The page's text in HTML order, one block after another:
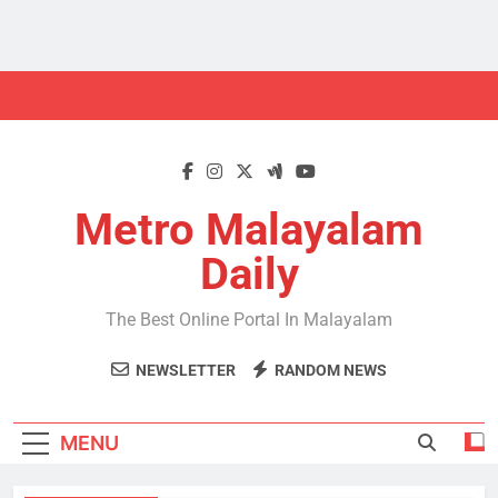
Metro Malayalam
Daily
The Best Online Portal In Malayalam
NEWSLETTER RANDOM NEWS
MENU